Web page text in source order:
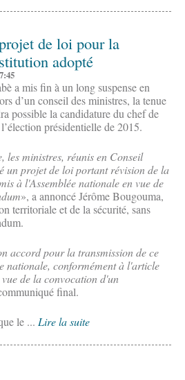
de loi pour la
adopté
a mis fin à un long suspense en
d’un conseil des ministres, la tenue
possible la candidature du chef de
présidentielle de 2015.
les ministres, réunis en Conseil
un projet de loi portant révision de la
à l'Assemblée nationale en vue de
», a annoncé Jérôme Bougouma,
territoriale et de la sécurité, sans
accord pour la transmission de ce
nationale, conformément à l'article
de la convocation d'un
final.
le ... Lire la suite